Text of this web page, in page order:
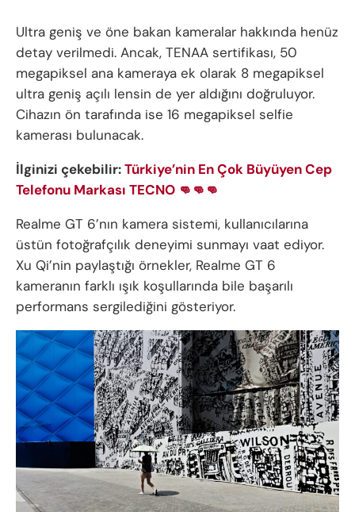
Ultra geniş ve öne bakan kameralar hakkında henüz
detay verilmedi. Ancak, TENAA sertifikası, 50
megapiksel ana kameraya ek olarak 8 megapiksel
ultra geniş açılı lensin de yer aldığını doğruluyor.
Cihazın ön tarafında ise 16 megapiksel selfie
kamerası bulunacak.
İlginizi çekebilir:Türkiye’nin En Çok Büyüyen Cep
Telefonu Markası TECNO 👊👊👊
Realme GT 6’nın kamera sistemi, kullanıcılarına
üstün fotoğrafçılık deneyimi sunmayı vaat ediyor.
Xu Qi’nin paylaştığı örnekler, Realme GT 6
kameranın farklı ışık koşullarında bile başarılı
performans sergilediğini gösteriyor.